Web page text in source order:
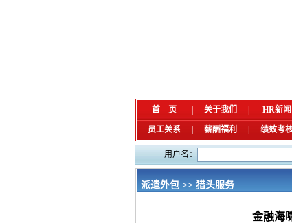
首 页 关于我们 HR新闻
员工关系 薪酬福利 绩效考
用户名：
派遣外包 >> 猎头服务
金融海